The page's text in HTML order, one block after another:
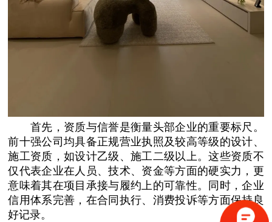
首先，资质与信誉是衡量头部企业的重要标尺。
前十强公司均具备正规营业执照及较高等级的设计、
施工资质，如设计乙级、施工二级以上。这些资质不
仅代表企业在人员、技术、资金等方面的硬实力，更
意味着其在项目承接与履约上的可靠性。同时，企业
信用体系完善，在合同执行、消费投诉等方面保持良
好记录。